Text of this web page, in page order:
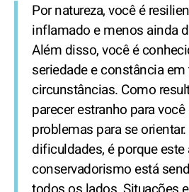
Por natureza, você é
inflamado e menos ainda
Além disso, você é
seriedade e constância
circunstâncias. Como
parecer estranho para
problemas para se
dificuldades, é porque
conservadorismo está